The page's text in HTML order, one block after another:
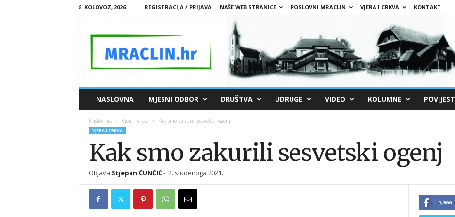
8. KOLOVOZ, 2026. REGISTRACIJA / PRIJAVA NAŠE WEB STRANICE POSLOVNI MRACLIN VJERA I CRKVA KONTAKT
M
A
R
NASLOVNA MJESNI ODBOR DRUŠTVA UDRUGE VIDEO KOLUMNE POVIJEST
Naslovnica Vjera i crkva Kak smo zakurili sesvetski ogenj
VJERA I CRKVA
Kak smo zakurili sesvetski ogenj
Objava Stjepan ČUNČIĆ- 2. studenoga 2021.
1,966